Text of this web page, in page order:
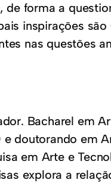
de forma a
inspirações são
nas questões
Bacharel em
doutorando em
em Arte e
explora a